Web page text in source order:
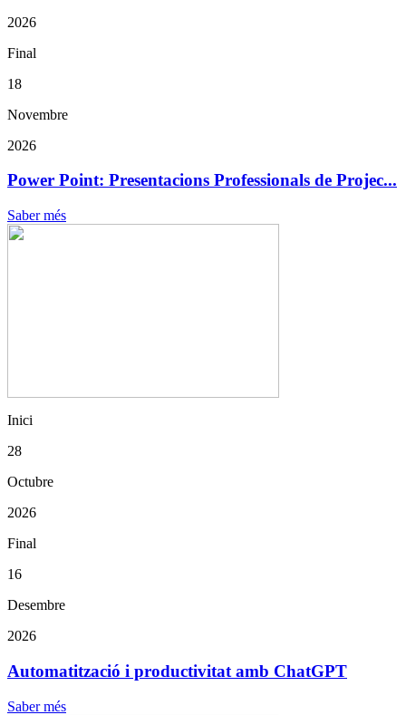
2026
Final
18
Novembre
2026
Power Point: Presentacions Professionals de Projec...
Saber més
Inici
28
Octubre
2026
Final
16
Desembre
2026
Automatització i productivitat amb ChatGPT
Saber més